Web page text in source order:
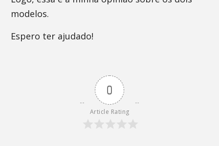
modelos.
Espero ter ajudado!
0
Article Rating